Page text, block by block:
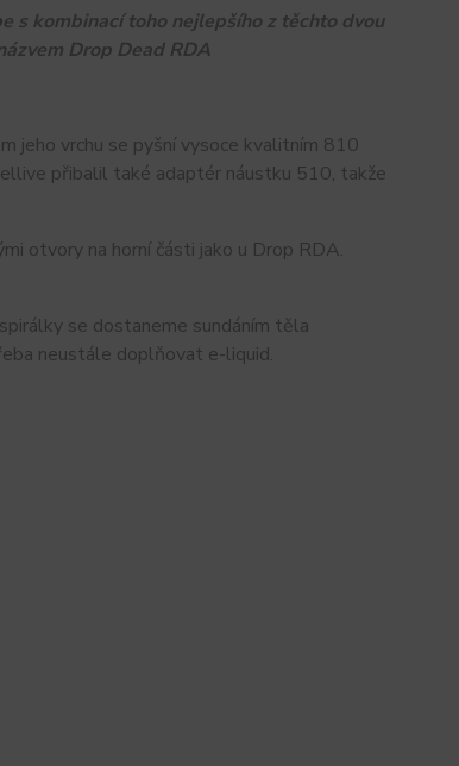
s kombinací toho nejlepšího z těchto dvou
Drop Dead RDA
jeho vrchu se pyšní vysoce kvalitním 810
přibalil také adaptér náustku 510, takže
otvory na horní části jako u Drop RDA.
se dostaneme sundáním těla
neustále doplňovat e-liquid.